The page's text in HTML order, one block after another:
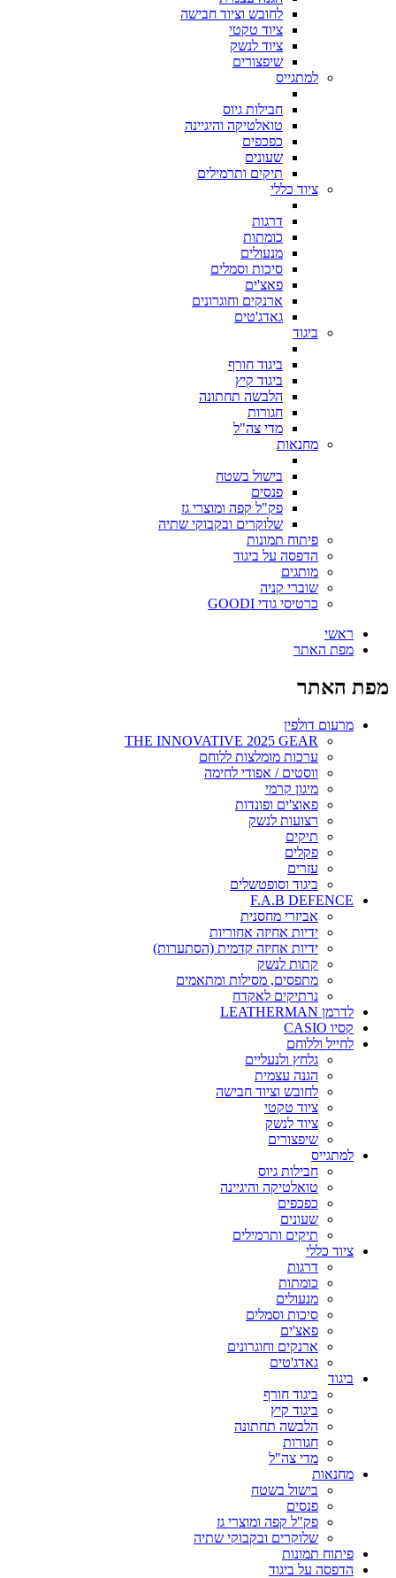
לחובש וציוד חבישה
ציוד טקטי
ציוד לנשק
שיפצורים
למתגייס
חבילות גיוס
טואלטיקה והיגיינה
כפכפים
שעונים
תיקים ותרמילים
ציוד כללי
דרגות
כומתות
מנעולים
סיכות וסמלים
פאצ'ים
ארנקים וחוגרונים
גאדג'טים
ביגוד
ביגוד חורף
ביגוד קיץ
הלבשה תחתונה
חגורות
מדי צה"ל
מחנאות
בישול בשטח
פנסים
פק"ל קפה ומוצרי גז
שלוקרים ובקבוקי שתיה
פיתוח תמונות
הדפסה על ביגוד
מותגים
שוברי קניה
כרטיסי גודי GOODI
ראשי
מפת האתר
מפת האתר
מרעום דולפין
THE INNOVATIVE 2025 GEAR
ערכות מומלצות ללוחם
ווסטים / אפודי לחימה
מיגון קרמי
פאוצ'ים ופונדות
רצועות לנשק
תיקים
פקלים
עזרים
ביגוד וסופטשלים
F.A.B DEFENCE
אביזרי מחסנית
ידיות אחיזה אחוריות
ידיות אחיזה קדמית (הסתערות)
קתות לנשק
מתפסים, מסילות ומתאמים
נרתיקים לאקדח
לדרמן LEATHERMAN
קסיו CASIO
לחייל וללוחם
גלחץ ולנעליים
הגנה עצמית
לחובש וציוד חבישה
ציוד טקטי
ציוד לנשק
שיפצורים
למתגייס
חבילות גיוס
טואלטיקה והיגיינה
כפכפים
שעונים
תיקים ותרמילים
ציוד כללי
דרגות
כומתות
מנעולים
סיכות וסמלים
פאצ'ים
ארנקים וחוגרונים
גאדג'טים
ביגוד
ביגוד חורף
ביגוד קיץ
הלבשה תחתונה
חגורות
מדי צה"ל
מחנאות
בישול בשטח
פנסים
פק"ל קפה ומוצרי גז
שלוקרים ובקבוקי שתיה
פיתוח תמונות
הדפסה על ביגוד